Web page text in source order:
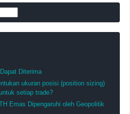
Diterima
ukuran posisi (position sizing)
setiap trade?
Emas Dipengaruhi oleh Geopolitik